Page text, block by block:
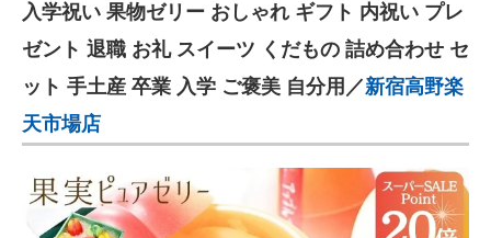
入学祝い 果物ゼリー おしゃれ ギフト 内祝い プレ
ゼント 退職 お礼 スイーツ くだもの 詰め合わせ セ
ット 手土産 卒業 入学 ご褒美 自分用／新宿高野楽
天市場店